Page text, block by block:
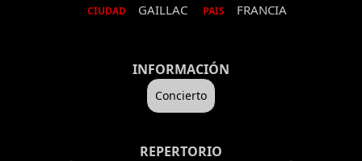
CIUDAD GAILLAC PAIS FRANCIA
INFORMACIÓN
Concierto
REPERTORIO